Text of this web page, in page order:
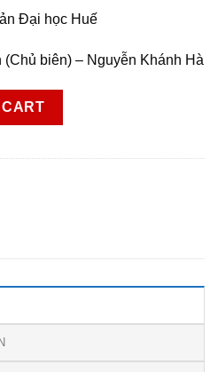
Đại học Huế
(Chủ biên) – Nguyễn Khánh Hà
1 quantity